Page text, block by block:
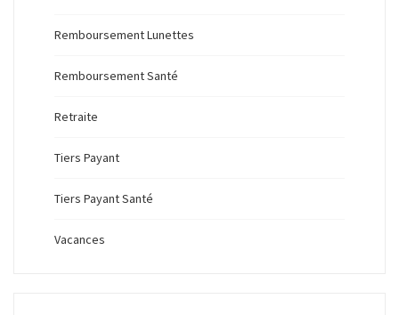
Remboursement Lunettes
Remboursement Santé
Retraite
Tiers Payant
Tiers Payant Santé
Vacances